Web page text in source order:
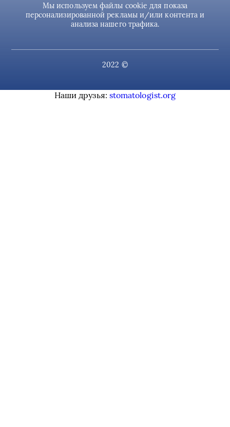
Мы используем файлы cookie для показа
персонализированной рекламы и/или контента и
анализа нашего трафика.
2022 ©
Наши друзья: stomatologist.org